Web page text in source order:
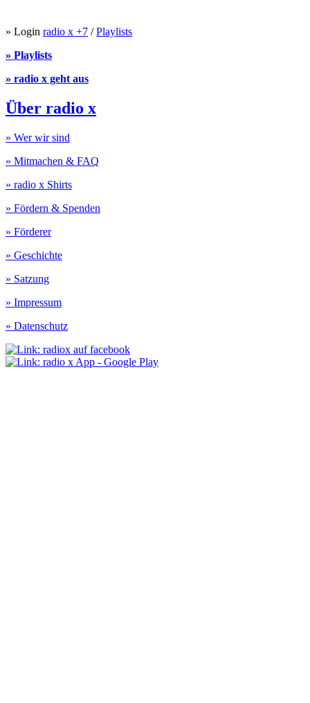
» Login radio x +7 /Playlists
» Playlists
» radio x geht aus
Über radio x
» Wer wir sind
» Mitmachen & FAQ
» radio x Shirts
» Fördern & Spenden
» Förderer
» Geschichte
» Satzung
» Impressum
» Datenschutz